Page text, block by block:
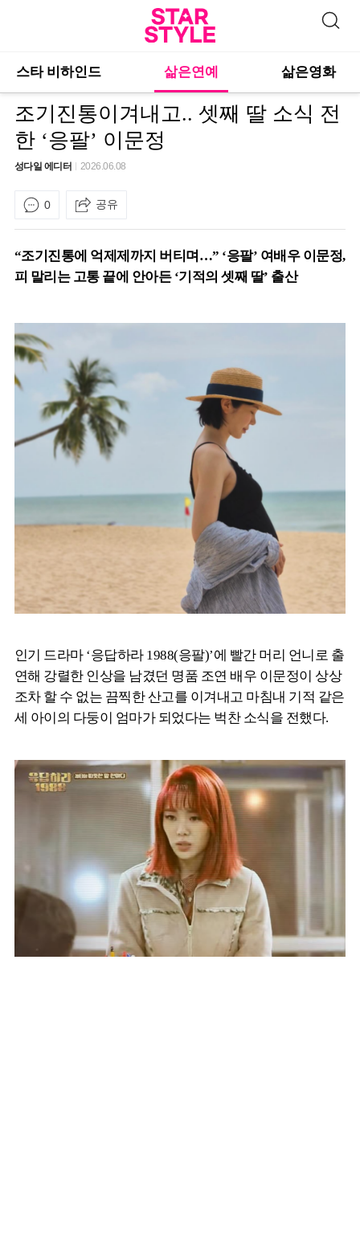
스타 비하인드 삶은연예 삶은영화
조기진통이겨내고.. 셋째 딸 소식 전
한 ‘응팔’ 이문정
성다일 에디터 2026.06.08
0 공유
“조기진통에 억제제까지 버티며…” ‘응팔’ 여배우 이문정,
피 말리는 고통 끝에 안아든 ‘기적의 셋째 딸’ 출산
인기 드라마 ‘응답하라 1988(응팔)’에 빨간 머리 언니로 출
연해 강렬한 인상을 남겼던 명품 조연 배우 이문정이 상상
조차 할 수 없는 끔찍한 산고를 이겨내고 마침내 기적 같은
세 아이의 다둥이 엄마가 되었다는 벅찬 소식을 전했다.